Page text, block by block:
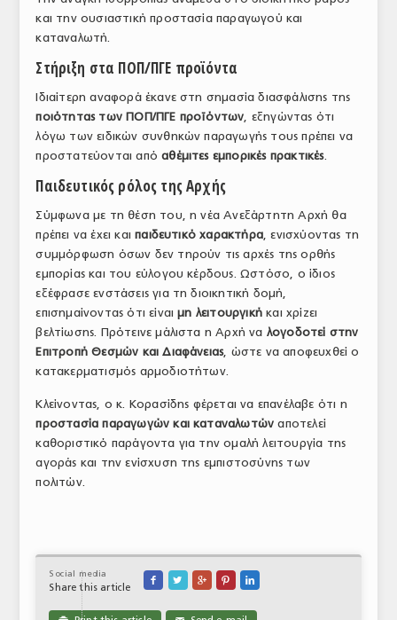
και την ουσιαστική προστασία παραγωγού και
καταναλωτή.
Στήριξη στα ΠΟΠ/ΠΓΕ προϊόντα
Ιδιαίτερη αναφορά έκανε στη σημασία διασφάλισης της
ποιότητας των ΠΟΠ/ΠΓΕ προϊόντων, εξηγώντας ότι
λόγω των ειδικών συνθηκών παραγωγής τους πρέπει να
προστατεύονται απόαθέμιτες εμπορικές πρακτικές.
Παιδευτικός ρόλος της Αρχής
Σύμφωνα με τη θέση του, η νέα Ανεξάρτητη Αρχή θα
πρέπει να έχει καιπαιδευτικό χαρακτήρα, ενισχύοντας τη
συμμόρφωση όσων δεν τηρούν τις αρχές της ορθής
εμπορίας και του εύλογου κέρδους. Ωστόσο, ο ίδιος
εξέφρασε ενστάσεις για τη διοικητική δομή,
επισημαίνοντας ότι είναιμη λειτουργική και χρίζει
βελτίωσης. Πρότεινε μάλιστα η Αρχή να λογοδοτεί στην
Επιτροπή Θεσμών και Διαφάνειας, ώστε να αποφευχθεί ο
κατακερματισμός αρμοδιοτήτων.
Κλείνοντας, ο κ. Κορασίδης φέρεται να επανέλαβε ότι η
προστασία παραγωγών και καταναλωτών αποτελεί
καθοριστικό παράγοντα για την ομαλή λειτουργία της
αγοράς και την ενίσχυση της εμπιστοσύνης των
πολιτών.
Social media
Share this article
    